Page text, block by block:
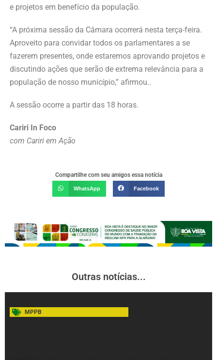
e projetos em benefício da população.
“A próxima sessão da Câmara ocorrerá nesta terça-feira.
Aproveito para convidar todos os parlamentares a se
fazerem presentes, onde estaremos aprovando projetos e
discutindo ações que serão de extrema relevância para a
população de nosso município,” afirmou..
A sessão ocorre a partir das 18 horas.
Cariri In Foco
com Cariri em Ação
Compartilhe com seu amigos essa notícia
WhatsApp Facebook
Outras notícias...
MPPB